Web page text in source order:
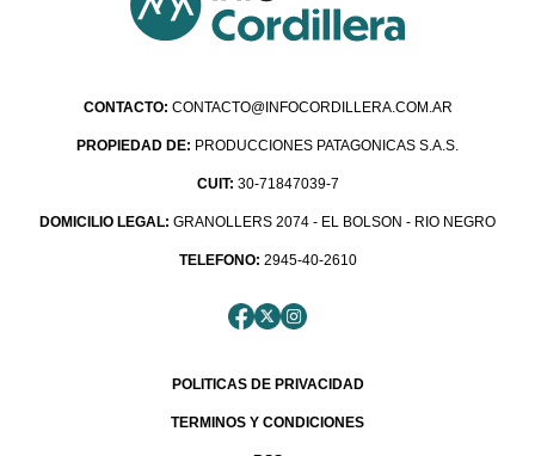
CONTACTO: CONTACTO@INFOCORDILLERA.COM.AR
PROPIEDAD DE: PRODUCCIONES PATAGONICAS S.A.S.
CUIT: 30-71847039-7
DOMICILIO LEGAL: GRANOLLERS 2074 - EL BOLSON - RIO NEGRO
TELEFONO: 2945-40-2610
POLITICAS DE PRIVACIDAD
TERMINOS Y CONDICIONES